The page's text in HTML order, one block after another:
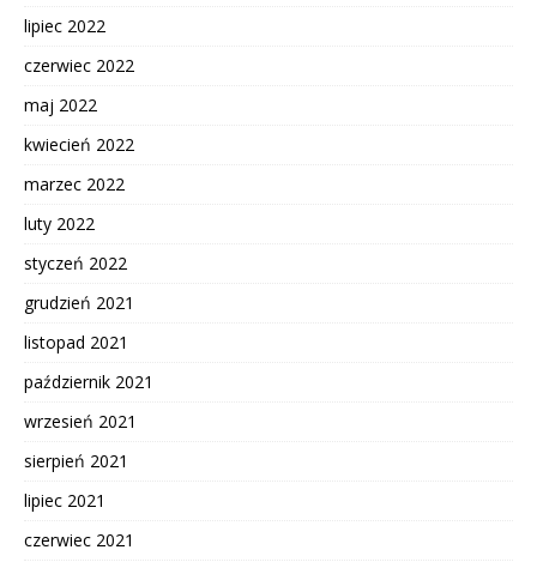
lipiec 2022
czerwiec 2022
maj 2022
kwiecień 2022
marzec 2022
luty 2022
styczeń 2022
grudzień 2021
listopad 2021
październik 2021
wrzesień 2021
sierpień 2021
lipiec 2021
czerwiec 2021